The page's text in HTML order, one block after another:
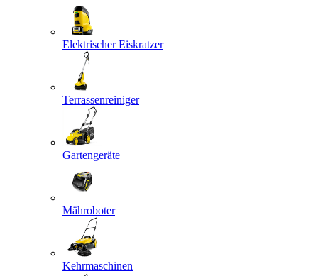
Elektrischer Eiskratzer
Terrassenreiniger
Gartengeräte
Mähroboter
Kehrmaschinen